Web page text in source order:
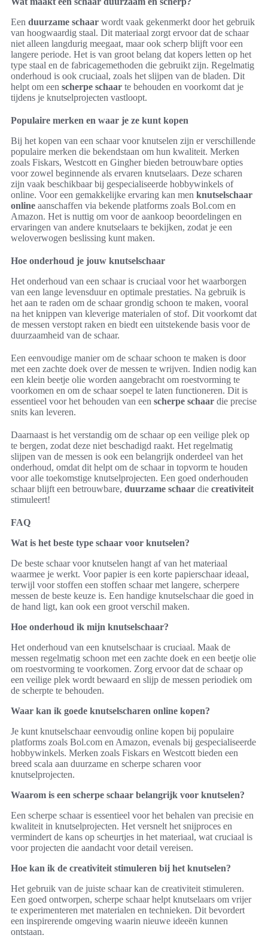
Een duurzame schaar wordt vaak gekenmerkt door het gebruik
van hoogwaardig staal. Dit materiaal zorgt ervoor dat de schaar
niet alleen langdurig meegaat, maar ook scherp blijft voor een
langere periode. Het is van groot belang dat kopers letten op het
type staal en de fabricagemethoden die gebruikt zijn. Regelmatig
onderhoud is ook cruciaal, zoals het slijpen van de bladen. Dit
helpt om een scherpe schaar te behouden en voorkomt dat je
tijdens je knutselprojecten vastloopt.
Populaire merken en waar je ze kunt kopen
Bij het kopen van een schaar voor knutselen zijn er verschillende
populaire merken die bekendstaan om hun kwaliteit. Merken
zoals Fiskars, Westcott en Gingher bieden betrouwbare opties
voor zowel beginnende als ervaren knutselaars. Deze scharen
zijn vaak beschikbaar bij gespecialiseerde hobbywinkels of
online. Voor een gemakkelijke ervaring kan men knutselschaar
online aanschaffen via bekende platforms zoals Bol.com en
Amazon. Het is nuttig om voor de aankoop beoordelingen en
ervaringen van andere knutselaars te bekijken, zodat je een
weloverwogen beslissing kunt maken.
Hoe onderhoud je jouw knutselschaar
Het onderhoud van een schaar is cruciaal voor het waarborgen
van een lange levensduur en optimale prestaties. Na gebruik is
het aan te raden om de schaar grondig schoon te maken, vooral
na het knippen van kleverige materialen of stof. Dit voorkomt dat
de messen verstopt raken en biedt een uitstekende basis voor de
duurzaamheid van de schaar.
Een eenvoudige manier om de schaar schoon te maken is door
met een zachte doek over de messen te wrijven. Indien nodig kan
een klein beetje olie worden aangebracht om roestvorming te
voorkomen en om de schaar soepel te laten functioneren. Dit is
essentieel voor het behouden van een scherpe schaar die precise
snits kan leveren.
Daarnaast is het verstandig om de schaar op een veilige plek op
te bergen, zodat deze niet beschadigd raakt. Het regelmatig
slijpen van de messen is ook een belangrijk onderdeel van het
onderhoud, omdat dit helpt om de schaar in topvorm te houden
voor alle toekomstige knutselprojecten. Een goed onderhouden
schaar blijft een betrouwbare, duurzame schaar die creativiteit
stimuleert!
FAQ
Wat is het beste type schaar voor knutselen?
De beste schaar voor knutselen hangt af van het materiaal
waarmee je werkt. Voor papier is een korte papierschaar ideaal,
terwijl voor stoffen een stoffen schaar met langere, scherpere
messen de beste keuze is. Een handige knutselschaar die goed in
de hand ligt, kan ook een groot verschil maken.
Hoe onderhoud ik mijn knutselschaar?
Het onderhoud van een knutselschaar is cruciaal. Maak de
messen regelmatig schoon met een zachte doek en een beetje olie
om roestvorming te voorkomen. Zorg ervoor dat de schaar op
een veilige plek wordt bewaard en slijp de messen periodiek om
de scherpte te behouden.
Waar kan ik goede knutselscharen online kopen?
Je kunt knutselschaar eenvoudig online kopen bij populaire
platforms zoals Bol.com en Amazon, evenals bij gespecialiseerde
hobbywinkels. Merken zoals Fiskars en Westcott bieden een
breed scala aan duurzame en scherpe scharen voor
knutselprojecten.
Waarom is een scherpe schaar belangrijk voor knutselen?
Een scherpe schaar is essentieel voor het behalen van precisie en
kwaliteit in knutselprojecten. Het versnelt het snijproces en
vermindert de kans op scheurtjes in het materiaal, wat cruciaal is
voor projecten die aandacht voor detail vereisen.
Hoe kan ik de creativiteit stimuleren bij het knutselen?
Het gebruik van de juiste schaar kan de creativiteit stimuleren.
Een goed ontworpen, scherpe schaar helpt knutselaars om vrijer
te experimenteren met materialen en technieken. Dit bevordert
een inspirerende omgeving waarin nieuwe ideeën kunnen
ontstaan.